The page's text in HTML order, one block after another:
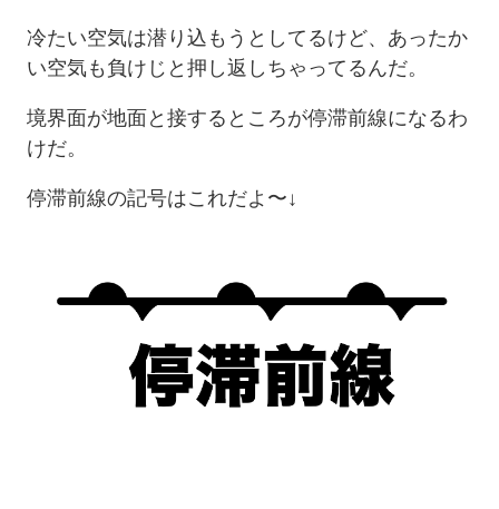
冷たい空気は潜り込もうとしてるけど、あったか
い空気も負けじと押し返しちゃってるんだ。
境界面が地面と接するところが停滞前線になるわ
けだ。
停滞前線の記号はこれだよ〜↓